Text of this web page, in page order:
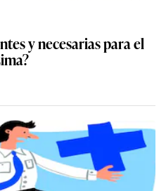
y necesarias para el